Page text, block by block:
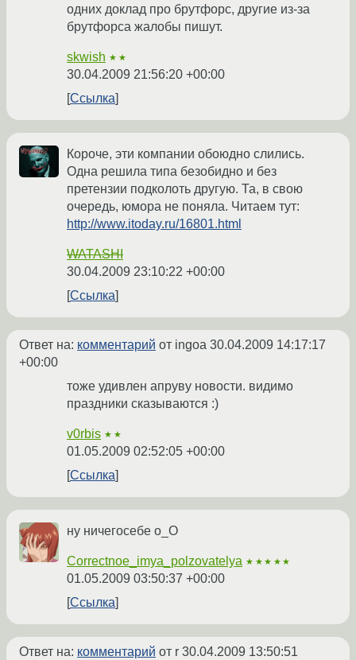
одних доклад про брутфорс, другие из-за
брутфорса жалобы пишут.
skwish ★★
30.04.2009 21:56:20 +00:00
Ссылка
Короче, эти компании обоюдно слились.
Одна решила типа безобидно и без
претензии подколоть другую. Та, в свою
очередь, юмора не поняла. Читаем тут:
http://www.itoday.ru/16801.html
WATASHI
30.04.2009 23:10:22 +00:00
Ссылка
Ответ на: комментарий от ingoa 30.04.2009 14:17:17
+00:00
тоже удивлен апруву новости. видимо
праздники сказываются :)
v0rbis ★★
01.05.2009 02:52:05 +00:00
Ссылка
ну ничегосебе o_O
Correctnoe_imya_polzovatelya ★★★★★
01.05.2009 03:50:37 +00:00
Ссылка
Ответ на: комментарий от r 30.04.2009 13:50:51